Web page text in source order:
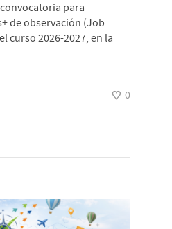
para
de observación (Job
curso 2026-2027, en la
0